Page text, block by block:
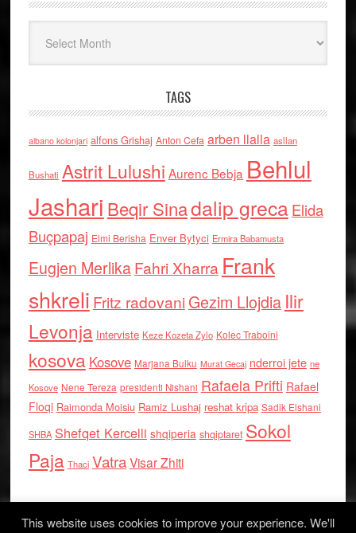
TAGS
albano kolonjari alfons Grishaj Anton Cefa arben llalla asllan
Bushati Astrit Lulushi Aurenc Bebja Behlul
Jashari Beqir Sinadalip grecaElida
Buçpapaj Elmi Berisha Enver Bytyci Ermira Babamusta
Eugjen MerlikaFahri Xharra Frank
shkreli Fritz radovaniGezim Llojdia Ilir
Levonja Interviste Keze Kozeta Zylo Kolec Traboini
kosova Kosove Marjana Bulku Murat Gecaj nderroi jete ne
Kosove Nene Tereza presidenti Nishani Rafaela Prifti Rafael
Floqi Raimonda Moisiu Ramiz Lushaj reshat kripa Sadik Elshani
SHBA Shefqet Kercelli shqiperia shqiptaret Sokol
Paja Thaci VatraVisar Zhiti
This website uses cookies to improve your experience. We'll